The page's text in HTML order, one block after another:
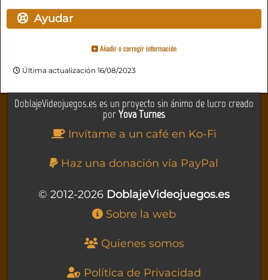
Ayudar
Añadir o corregir información
Última actualización 16/08/2023
DoblajeVideojuegos.es es un proyecto sin ánimo de lucro creado
porYova Turnes
Invítame a un café en Ko-Fi
Haz una donación vía PayPal
© 2012-2026 DoblajeVideojuegos.es
Sobre la web
Quienes somos
Política de Privacidad